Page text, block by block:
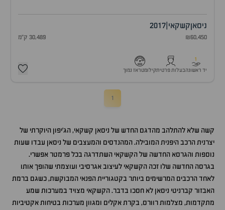
ניסאןקשקאי 2017
₪60,450 30,489 ק"מ
1
יד ראשונהבעלות פרטיתקילומטראז נמוך
1
קשה שלא להתלהב מהדגם החדש של ניסאן קשקאי, הג'יפון היוקרתי של
יצרנית הרכב היפנית המובילה. המהנדסים והמעצבים של ניסאן עבדו שעות
נוספות והגרסא החדשה של הקשקאי השתדרגה בכל פרמטר אפשרי.
בגרסה החדשה שלו זכה הקשקאי לעיצוב אגרסיבי ועוצמתי שהופך אותו
לאחד הרכבים המרשימים ביותר בקטגוריית הפנאי המבוקשת, כשגם ברמת
האבזור קברניטי ניסאן לא חסכו בדבר. הקשקאי מצויד במערכות שמע
מתקדמות, מצלמות רוורס, בקרת אקלים ומגוון מערכות בטיחות אקטיביות